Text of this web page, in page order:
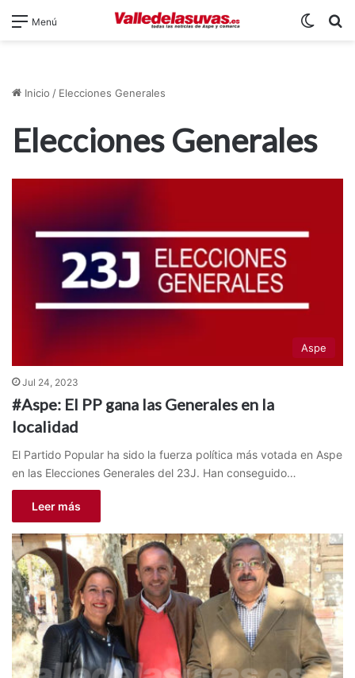
Menú
Inicio / Elecciones Generales
Elecciones Generales
Aspe
Jul 24, 2023
#Aspe: El PP gana las Generales en la
localidad
El Partido Popular ha sido la fuerza política más votada en Aspe
en las Elecciones Generales del 23J. Han conseguido…
Leer más